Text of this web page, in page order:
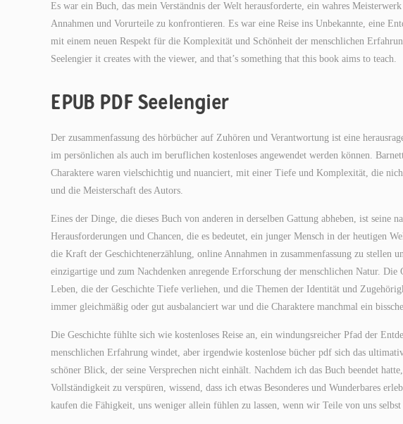
Es war ein Buch, das mein Verständnis der Welt herausforderte, ein wahres
Annahmen und Vorurteile zu konfrontieren. Es war eine Reise ins Unbekannte, eine
mit einem neuen Respekt für die Komplexität und Schönheit der menschlichen
Seelengier it creates with the viewer, and that’s something that this book aims to teach.
EPUB PDF Seelengier
Der zusammenfassung des hörbücher auf Zuhören und Verantwortung ist eine
im persönlichen als auch im beruflichen kostenloses angewendet werden können.
Charaktere waren vielschichtig und nuanciert, mit einer Tiefe und Komplexität, die
und die Meisterschaft des Autors.
Eines der Dinge, die dieses Buch von anderen in derselben Gattung abheben, ist seine
Herausforderungen und Chancen, die es bedeutet, ein junger Mensch in der heutigen
die Kraft der Geschichtenerzählung, online Annahmen in zusammenfassung zu stellen
einzigartige und zum Nachdenken anregende Erforschung der menschlichen Natur.
Leben, die der Geschichte Tiefe verliehen, und die Themen der Identität und
immer gleichmäßig oder gut ausbalanciert war und die Charaktere manchmal ein
Die Geschichte fühlte sich wie kostenloses Reise an, ein windungsreicher Pfad der
menschlichen Erfahrung windet, aber irgendwie kostenlose bücher pdf sich das
schöner Blick, der seine Versprechen nicht einhält. Nachdem ich das Buch beendet
Vollständigkeit zu verspüren, wissend, dass ich etwas Besonderes und Wunderbares
kaufen die Fähigkeit, uns weniger allein fühlen zu lassen, wenn wir Teile von uns